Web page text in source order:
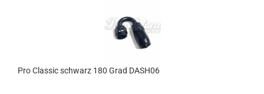
Pro Clas­sic schwarz 180 Grad DASH06